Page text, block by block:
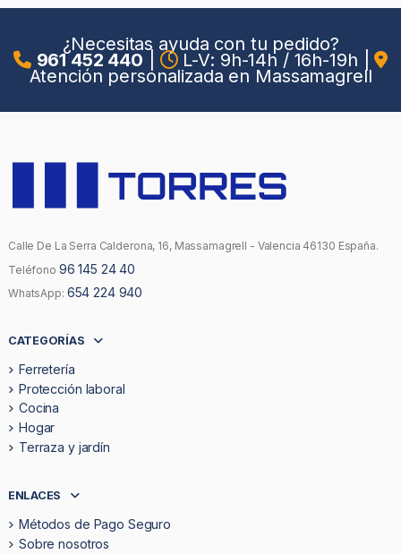
¿Necesitas ayuda con tu pedido?
961 452 440 L-V: 9h-14h / 16h-19h
Atención personalizada en Massamagrell
Calle De La Serra Calderona, 16, Massamagrell - Valencia 46130 España.
Teléfono 96 145 24 40
WhatsApp: 654 224 940
CATEGORÍAS
Ferretería
Protección laboral
Cocina
Hogar
Terraza y jardín
ENLACES
Métodos de Pago Seguro
Sobre nosotros